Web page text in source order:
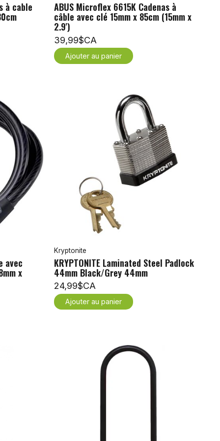
à cable ABUS Microflex 6615K Cadenas à
câble avec clé 15mm x 85cm (15mm x
2.9')
39,99$CA
Ajouter au panier
avec
x
Kryptonite
KRYPTONITE Laminated Steel Padlock
44mm Black/Grey 44mm
24,99$CA
Ajouter au panier